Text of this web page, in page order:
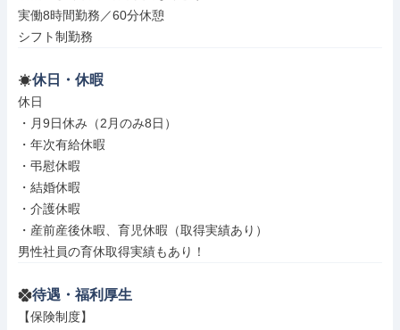
実働8時間勤務／60分休憩
シフト制勤務
休日・休暇
休日
・月9日休み（2月のみ8日）
・年次有給休暇
・弔慰休暇
・結婚休暇
・介護休暇
・産前産後休暇、育児休暇（取得実績あり）
男性社員の育休取得実績もあり！
待遇・福利厚生
【保険制度】